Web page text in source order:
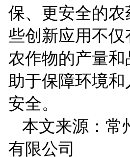
保、更安全的
些创新应用不仅
农作物的产量
助于保障环境
安全。
本文来源：常
有限公司